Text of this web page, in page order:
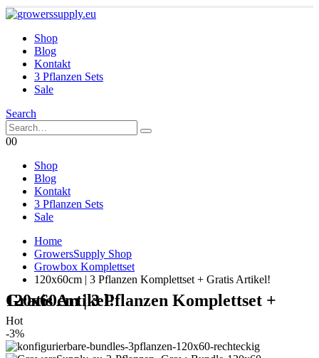
Shop
Blog
Kontakt
3 Pflanzen Sets
Sale
Search
00
Shop
Blog
Kontakt
3 Pflanzen Sets
Sale
Home
GrowersSupply Shop
Growbox Komplettset
120x60cm | 3 Pflanzen Komplettset + Gratis Artikel!
120x60cm | 3 Pflanzen Komplettset + Gratis Artikel!
Hot
-3%